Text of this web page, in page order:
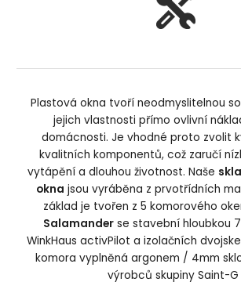
Plastová okna tvoří neodmyslitelnou
jejich vlastnosti přímo ovlivní
domácnosti. Je vhodné proto zvolit
kvalitních komponentů, což zaručí
vytápění a dlouhou životnost. Naše
okna jsou vyráběna z prvotřídních
základ je tvořen z 5 komorového
Salamanderse stavební hloubkou
WinkHaus activPilot a izolačních
komora vyplněná argonem / 4mm
výrobců skupiny Saint-G